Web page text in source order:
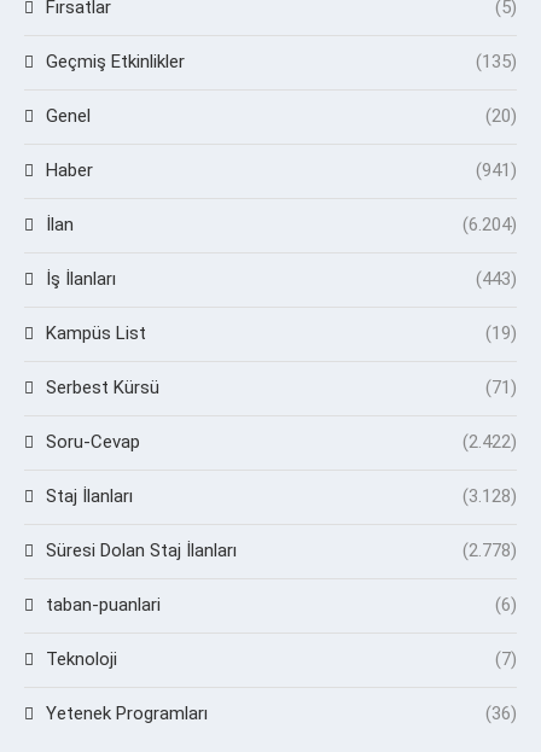
Fırsatlar (5)
Geçmiş Etkinlikler (135)
Genel (20)
Haber (941)
İlan (6.204)
İş İlanları (443)
Kampüs List (19)
Serbest Kürsü (71)
Soru-Cevap (2.422)
Staj İlanları (3.128)
Süresi Dolan Staj İlanları (2.778)
taban-puanlari (6)
Teknoloji (7)
Yetenek Programları (36)